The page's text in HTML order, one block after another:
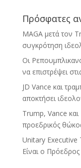
Πρόσφατες
MAGA μετά τον
συγκρότηση
Οι
να επιστρέψει
JD Vance και
αποκτήσει
Trump, Vance
προεδρικός
Unitary Executive
Είναι ο